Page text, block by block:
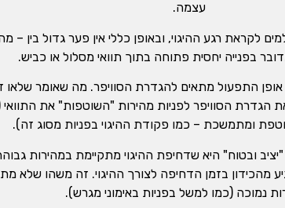
עצמה.
לקראת רגע ההיגוי, ובאופן כללי אין פער גדול בין
בפנייה יחסית פתוחה בתוך תוואי מסלול או כביש.
הגדרת הסוויפר לפניות מהירות "השוטפות" את
ומתמשכת – כמו פקודת ההיגוי בפניות מסוג זה).
ובטוח" היא שדחיפת ההיגוי מתקיימת במהירות
מהכידון בזמן הדחיפה לצורך ההיגוי. זה משהו שלא
נמוכה (כמו למשל בפניות באימוני מגרש).